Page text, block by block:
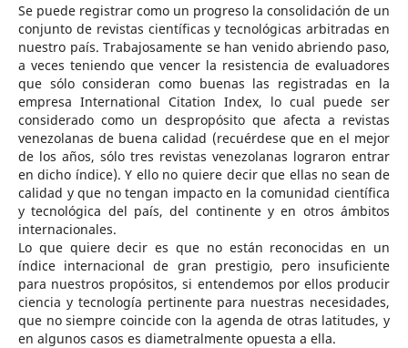
Se puede registrar como un progreso la consolidación de un
conjunto de revistas científicas y tecnológicas arbitradas en
nuestro país. Trabajosamente se han venido abriendo paso,
a veces teniendo que vencer la resistencia de evaluadores
que sólo consideran como buenas las registradas en la
empresa International Citation Index, lo cual puede ser
considerado como un despropósito que afecta a revistas
venezolanas de buena calidad (recuérdese que en el mejor
de los años, sólo tres revistas venezolanas lograron entrar
en dicho índice). Y ello no quiere decir que ellas no sean de
calidad y que no tengan impacto en la comunidad científica
y tecnológica del país, del continente y en otros ámbitos
internacionales.
Lo que quiere decir es que no están reconocidas en un
índice internacional de gran prestigio, pero insuficiente
para nuestros propósitos, si entendemos por ellos producir
ciencia y tecnología pertinente para nuestras necesidades,
que no siempre coincide con la agenda de otras latitudes, y
en algunos casos es diametralmente opuesta a ella.